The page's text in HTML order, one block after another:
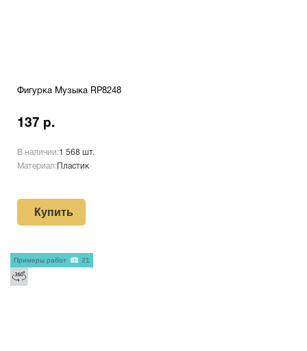
Фигурка Музыка RP8248
137 р.
В наличии:1 568 шт.
Материал: Пластик
Купить
Примеры работ 21